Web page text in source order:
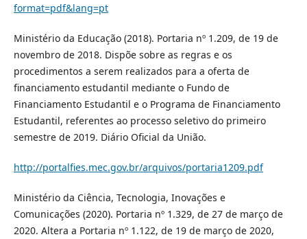
format=pdf&lang=pt
Ministério da Educação (2018). Portaria nº 1.209, de 19 de
novembro de 2018. Dispõe sobre as regras e os
procedimentos a serem realizados para a oferta de
financiamento estudantil mediante o Fundo de
Financiamento Estudantil e o Programa de Financiamento
Estudantil, referentes ao processo seletivo do primeiro
semestre de 2019. Diário Oficial da União.
http://portalfies.mec.gov.br/arquivos/portaria1209.pdf
Ministério da Ciência, Tecnologia, Inovações e
Comunicações (2020). Portaria nº 1.329, de 27 de março de
2020. Altera a Portaria nº 1.122, de 19 de março de 2020,